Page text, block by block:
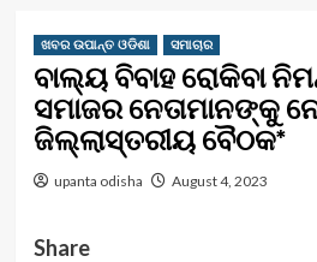
ଖବର ଉପାନ୍ତ ଓଡିଶା ସମାଚାର
ବାଲ୍ୟ ବିବାହ ରୋକିବା
ସମାଜର ନେତାମାନଙ୍କୁ
ଜିଲ୍ଲାସ୍ତରୀୟ ବୈଠକ*
upanta odisha August 4, 2023
Share